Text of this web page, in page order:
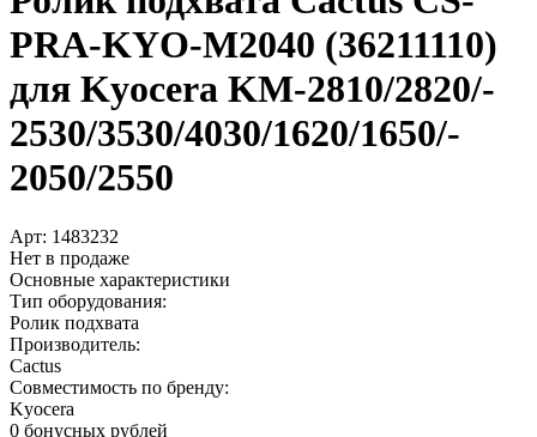
PRA-KYO-M2040 (36211110)
для Kyocera KM-2810/­2820/­
2530/­3530/­4030/­1620/­1650/­
2050/­2550
Арт: 1483232
Нет в продаже
Основные характеристики
Тип оборудования:
Ролик подхвата
Производитель:
Cactus
Совместимость по бренду:
Kyocera
0 бонусных рублей